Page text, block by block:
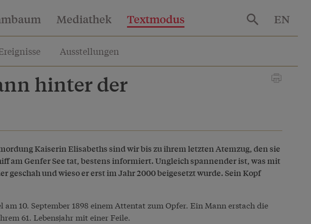
Mediathek Textmodus EN
Ausstellungen
hinter der
Kaiserin Elisabeths sind wir bis zu ihrem letzten Atemzug, den sie
am Genfer See tat, bestens informiert. Ungleich spannender ist, was mit
geschah und wieso er erst im Jahr 2000 beigesetzt wurde. Sein Kopf
am 10. September 1898 einem Attentat zum Opfer. Ein Mann erstach die
61. Lebensjahr mit einer Feile.